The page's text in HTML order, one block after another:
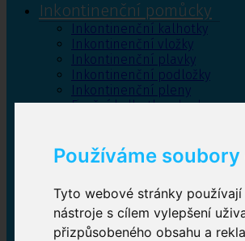
Používáme
Tyto webové stránky
nástroje s cílem vylepšení
přizpůsobeného obsahu a
Inkontinenční pomůcky
Inkontinenční kalhotky
Inkontinenční vložky
Inkontinenční plavky
Inkontinenční podložky
Inkontinenční pleny
Fixační kalhotky a body
Bylinky
Inkontinenční